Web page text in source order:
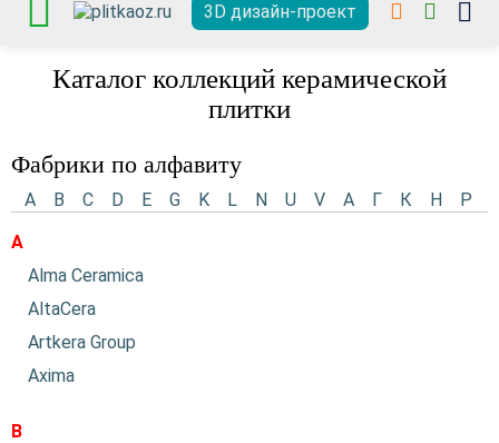
3D дизайн-проект
Каталог коллекций керамической
плитки
Фабрики по алфавиту
A B C D E G K L N U V А Г К Н
Р
A
Alma Ceramica
AltaCera
Artkera Group
Axima
B